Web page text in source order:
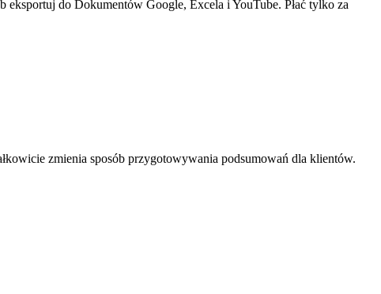
do Dokumentów Google, Excela i YouTube. Płać tylko za
zmienia sposób przygotowywania podsumowań dla klientów.